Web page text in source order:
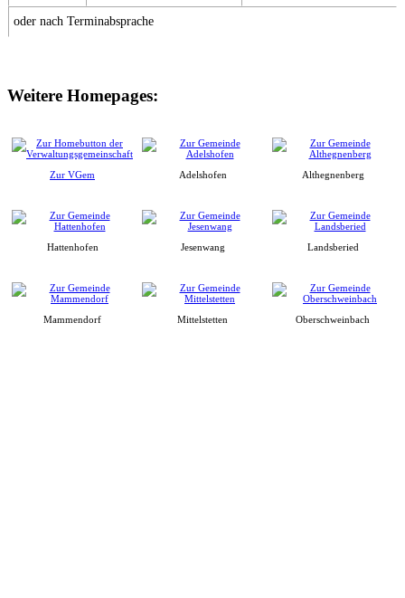
oder nach Terminabsprache
Weitere Homepages:
Zur VGem Adelshofen Althegnenberg
Hattenhofen Jesenwang Landsberied
Mammendorf Mittelstetten Oberschweinbach